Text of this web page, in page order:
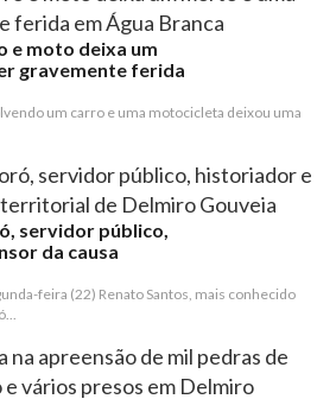
e moto deixa um
gravemente ferida
um carro e uma motocicleta deixou uma
servidor público,
da causa
feira (22) Renato Santos, mais conhecido